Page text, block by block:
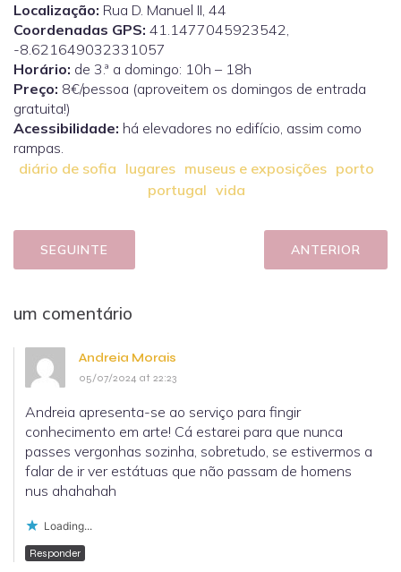
Localização: Rua D. Manuel II, 44
Coordenadas GPS: 41.1477045923542,
-8.621649032331057
Horário: de 3.ª a domingo: 10h – 18h
Preço: 8€/pessoa (aproveitem os domingos de entrada
gratuita!)
Acessibilidade: há elevadores no edifício, assim como
rampas.
diário de sofia lugares museus e exposições porto
portugal vida
SEGUINTE ANTERIOR
um comentário
Andreia Morais
05/07/2024 at 22:23
Andreia apresenta-se ao serviço para fingir
conhecimento em arte! Cá estarei para que nunca
passes vergonhas sozinha, sobretudo, se estivermos a
falar de ir ver estátuas que não passam de homens
nus ahahahah
Loading...
Responder